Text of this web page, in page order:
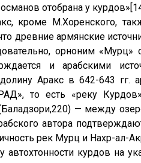
отобрана у
кроме М.Хоренского,
древние армянские
орноним «Мурц»
и арабскими
Аракс в 642-643 гг.
то есть «реку
— между
автора
рек Мурц и Нахр-ал-
курдов на